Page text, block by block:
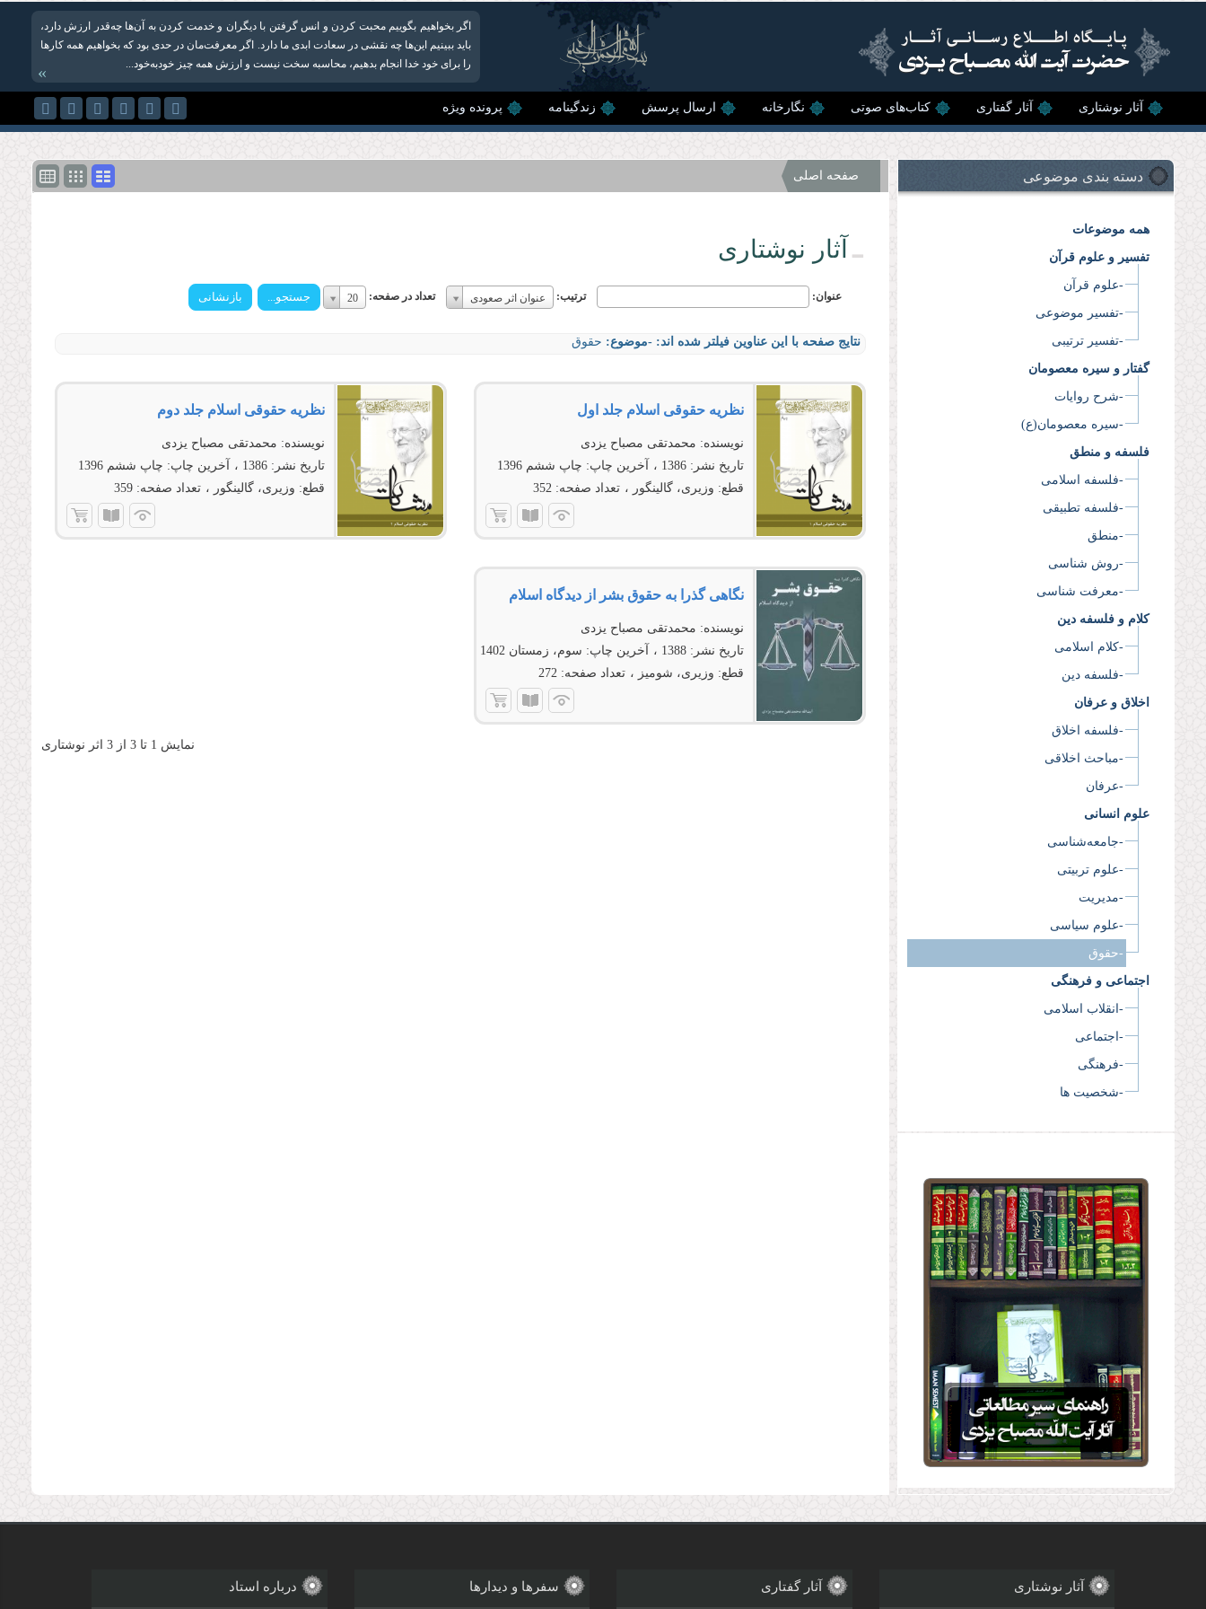
اگر بخواهیم بگوییم محبت کردن و انس گرفتن با دیگران و خدمت کردن به آن‌ها چه‌‌قدر ارزش دارد،
باید ببینیم این‌ها چه نقشی در سعادت ابدی ما دارد. اگر معرفت‌مان در حدی بود که بخواهیم همه کارها
را برای خود خدا انجام بدهیم، محاسبه سخت نیست و ارزش همه چیز خودبه‌خود...
»
آثار نوشتاری آثار گفتاری کتاب‌های صوتی نگارخانه ارسال پرسش زندگینامه پرونده ویژه
دسته بندی موضوعی
همه موضوعات
تفسیر و علوم قرآن
-علوم قرآن
-تفسیر موضوعی
-تفسیر ترتیبی
گفتار و سیره معصومان
-شرح روایات
-سیره معصومان(ع)
فلسفه و منطق
-فلسفه اسلامی
-فلسفه تطبیقی
-منطق
-روش شناسی
-معرفت شناسی
کلام و فلسفه دین
-کلام اسلامی
-فلسفه دین
اخلاق و عرفان
-فلسفه اخلاق
-مباحث اخلاقی
-عرفان
علوم انسانی
-جامعه‌شناسی
-علوم تربیتی
-مدیریت
-علوم سیاسی
-حقوق
اجتماعی و فرهنگی
-انقلاب اسلامی
-اجتماعی
-فرهنگی
-شخصیت ها
صفحه اصلی
آثار نوشتاری
عنوان: ترتیب: عنوان اثر صعودی
ترتیب:
تعداد در صفحه: 20
تعداد
در
نتایج صفحه با این عناوین فیلتر شده اند: -موضوع: حقوق
نظریه حقوقى اسلام جلد اول
نویسنده: محمدتقی مصباح یزدی
تاریخ نشر:1386 آخرین چاپ: چاپ ششم 1396
قطع: وزیری، گالینگور تعداد صفحه:352
نظریه حقوقى اسلام جلد دوم
نویسنده: محمدتقی مصباح یزدی
تاریخ نشر:1386 آخرین چاپ: چاپ ششم 1396
قطع: وزیری، گالینگور تعداد صفحه:359
نگاهی گذرا به حقوق بشر از دیدگاه اسلام
نویسنده: محمدتقی مصباح یزدی
تاریخ نشر:1388 آخرین چاپ: سوم، زمستان 1402
قطع: وزیری، شومیز تعداد صفحه:272
نمایش 1 تا 3 از 3 اثر نوشتاری
آثار نوشتاری آثار گفتاری سفرها و دیدارها درباره استاد